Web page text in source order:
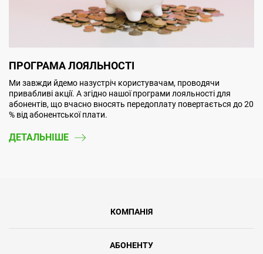
ПРОГРАМА ЛОЯЛЬНОСТІ
Ми завжди йдемо назустріч користувачам, проводячи
привабливі акції. А згідно нашої програми лояльності для
абонентів, що вчасно вносять передоплату повертається до 20
% від абонентської плати.
ДЕТАЛЬНІШЕ
КОМПАНІЯ
АБОНЕНТУ